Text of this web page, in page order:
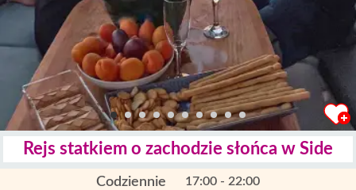
Rejs statkiem o zachodzie słońca w Side
Codziennie 17:00 - 22:00